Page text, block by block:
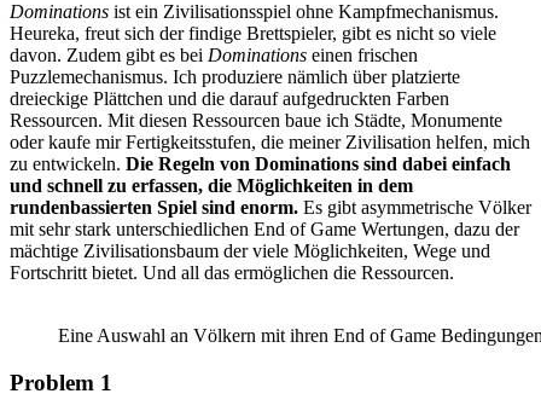
Dominations ist ein Zivilisationsspiel ohne Kampfmechanismus.
Heureka, freut sich der findige Brettspieler, gibt es nicht so viele
davon. Zudem gibt es bei Dominations einen frischen
Puzzlemechanismus. Ich produziere nämlich über platzierte
dreieckige Plättchen und die darauf aufgedruckten Farben
Ressourcen. Mit diesen Ressourcen baue ich Städte, Monumente
oder kaufe mir Fertigkeitsstufen, die meiner Zivilisation helfen, mich
zu entwickeln. Die Regeln von Dominations sind dabei einfach
und schnell zu erfassen, die Möglichkeiten in dem
rundenbassierten Spiel sind enorm. Es gibt asymmetrische Völker
mit sehr stark unterschiedlichen End of Game Wertungen, dazu der
mächtige Zivilisationsbaum der viele Möglichkeiten, Wege und
Fortschritt bietet. Und all das ermöglichen die Ressourcen.
Eine Auswahl an Völkern mit ihren End of Game
Problem 1